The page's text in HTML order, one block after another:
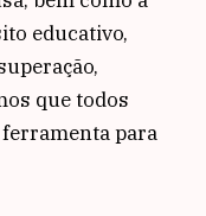
educativo,
que todos
para